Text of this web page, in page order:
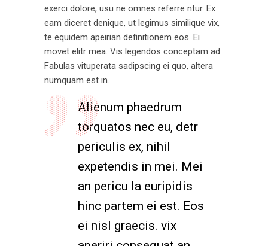
exerci dolore, usu ne omnes referre ntur. Ex
eam diceret denique, ut legimus similique vix,
te equidem apeirian definitionem eos. Ei
movet elitr mea. Vis legendos conceptam ad.
Fabulas vituperata sadipscing ei quo, altera
numquam est in.
Alienum phaedrum
torquatos nec eu, detr
periculis ex, nihil
expetendis in mei. Mei
an pericu la euripidis
hinc partem ei est. Eos
ei nisl graecis. vix